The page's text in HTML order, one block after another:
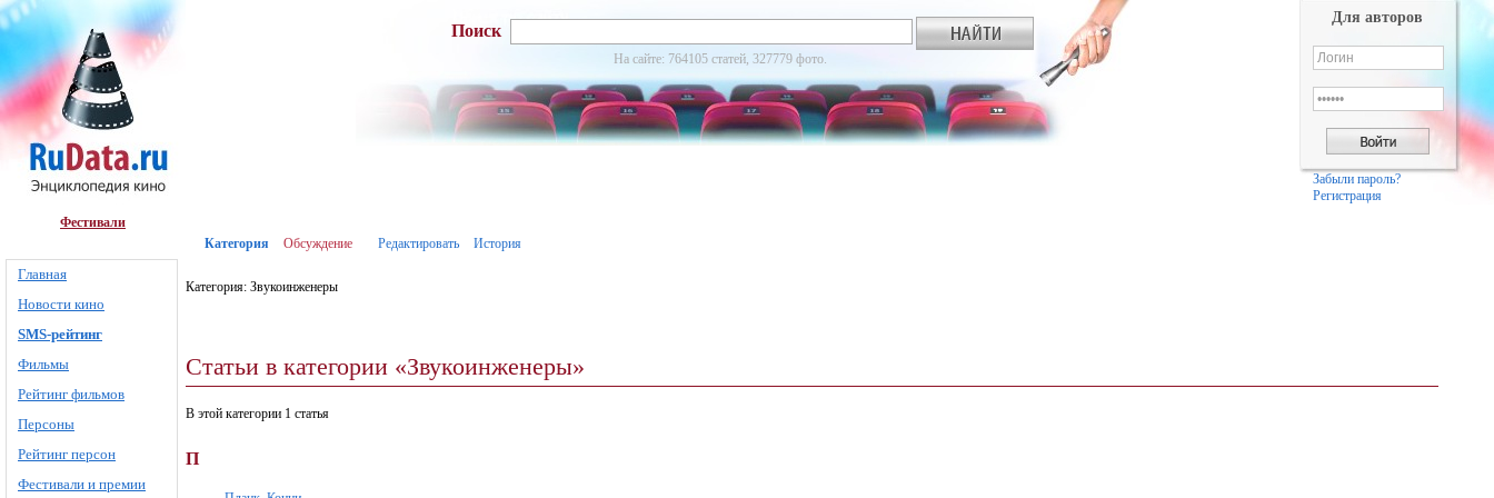
Фестивали
Главная
Новости кино
SMS-рейтинг
Фильмы
Рейтинг фильмов
Персоны
Рейтинг персон
Фестивали и премии
Поиск
На сайте: 764105 статей, 327779 фото.
Для авторов
Забыли пароль?
Регистрация
Категория Обсуждение Редактировать История
Категория: Звукоинженеры
Статьи в категории «Звукоинженеры»
В этой категории 1 статья
П